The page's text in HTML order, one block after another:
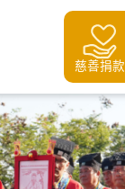
慈善捐款